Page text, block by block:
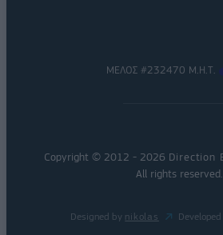
ΜΕΛΟΣ #232470 Μ.Η.Τ.
Copyright © 2012 - 2026 Direction
All rights reserved.
Designed by nikolas